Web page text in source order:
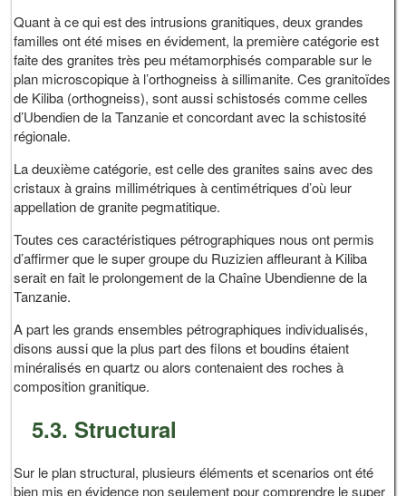
Quant à ce qui est des intrusions granitiques, deux grandes
familles ont été mises en évidement, la première catégorie est
faite des granites très peu métamorphisés comparable sur le
plan microscopique à l’orthogneiss à sillimanite. Ces granitoïdes
de Kiliba (orthogneiss), sont aussi schistosés comme celles
d’Ubendien de la Tanzanie et concordant avec la schistosité
régionale.
La deuxième catégorie, est celle des granites sains avec des
cristaux à grains millimétriques à centimétriques d’où leur
appellation de granite pegmatitique.
Toutes ces caractéristiques pétrographiques nous ont permis
d’affirmer que le super groupe du Ruzizien affleurant à Kiliba
serait en fait le prolongement de la Chaîne Ubendienne de la
Tanzanie.
A part les grands ensembles pétrographiques individualisés,
disons aussi que la plus part des filons et boudins étaient
minéralisés en quartz ou alors contenaient des roches à
composition granitique.
5.3. Structural
Sur le plan structural, plusieurs éléments et scenarios ont été
bien mis en évidence non seulement pour comprendre le super